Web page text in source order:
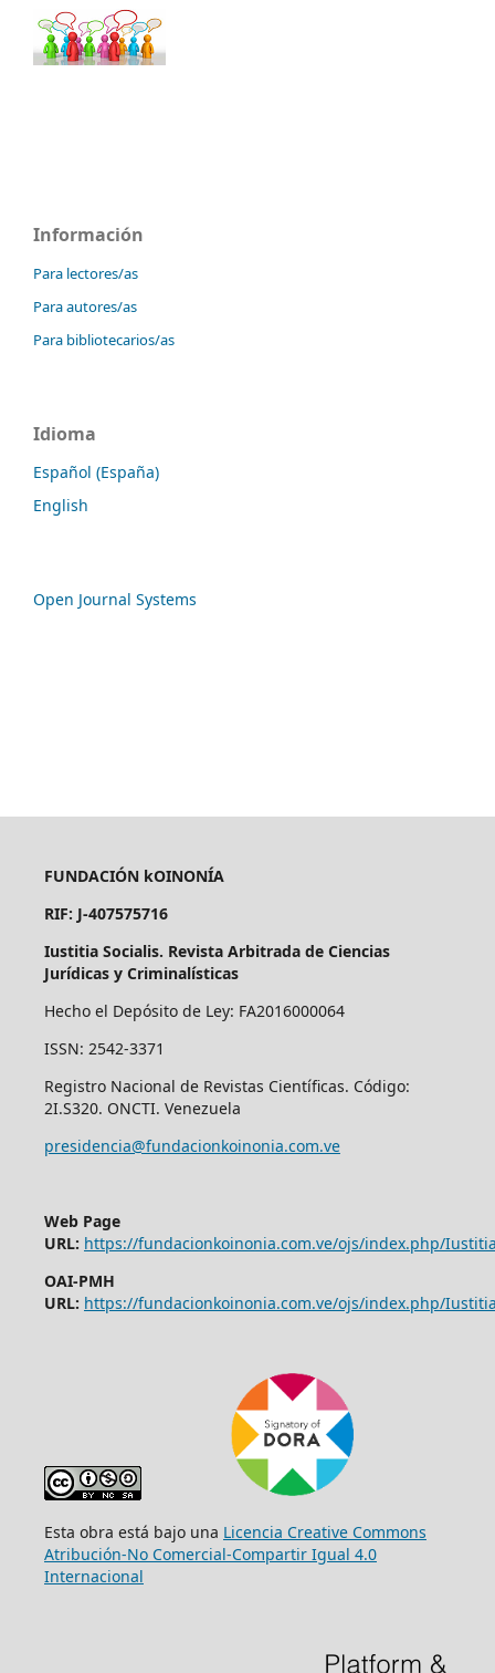
Información
Para lectores/as
Para autores/as
Para bibliotecarios/as
Idioma
Español (España)
English
Open Journal Systems
FUNDACIÓN kOINONÍA
RIF: J-407575716
Iustitia Socialis. Revista Arbitrada de Ciencias
Jurídicas y Criminalísticas
Hecho el Depósito de Ley: FA2016000064
ISSN: 2542-3371
Registro Nacional de Revistas Científicas. Código:
2I.S320. ONCTI. Venezuela
presidencia@fundacionkoinonia.com.ve
Web Page
URL: https://fundacionkoinonia.com.ve/ojs/index.php/
OAI-PMH
URL: https://fundacionkoinonia.com.ve/ojs/index.php/
Esta obra está bajo una Licencia Creative Commons
Atribución-No Comercial-Compartir Igual 4.0
Internacional